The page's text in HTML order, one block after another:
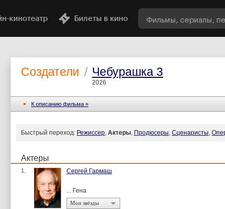
кинотеатр Билеты в кино
Создатели / Чебурашка 3
2026
К описанию фильма »
Быстрый переход: Режиссер, Актеры, Продюсеры, Сценаристы,
Актеры
1. Сергей Гармаш
... Гена
Мои звёзды